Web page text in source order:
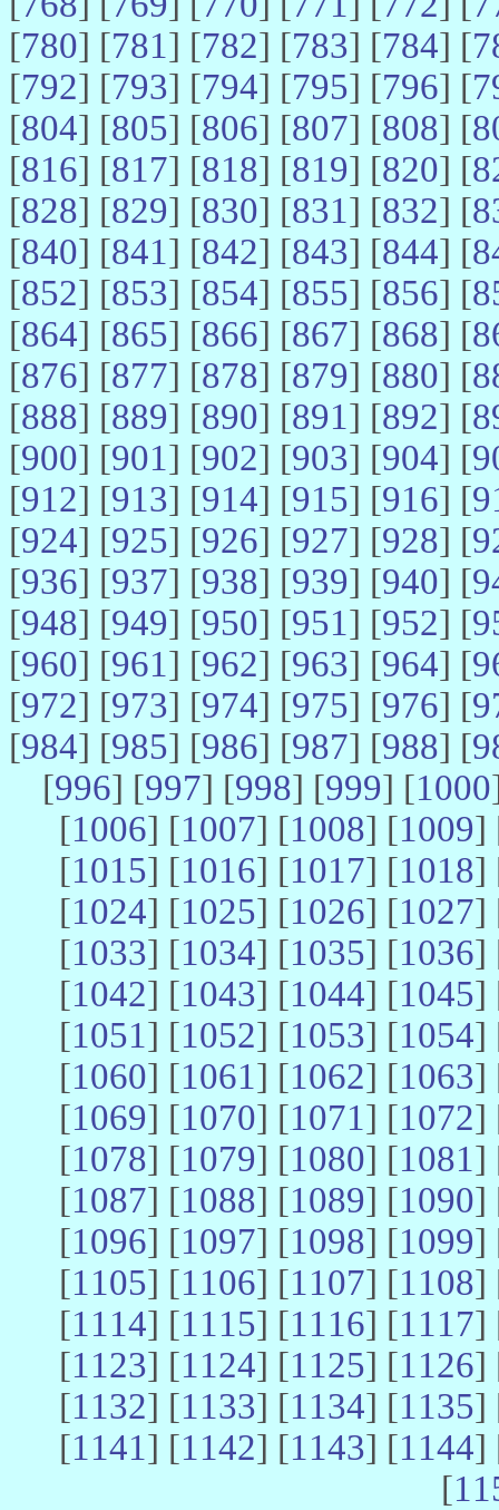
[780] [781] [782] [783] [784] [
[792] [793] [794] [795] [796] [
[804] [805] [806] [807] [808] [
[816] [817] [818] [819] [820] [
[828] [829] [830] [831] [832] [
[840] [841] [842] [843] [844] [
[852] [853] [854] [855] [856] [
[864] [865] [866] [867] [868] [
[876] [877] [878] [879] [880] [
[888] [889] [890] [891] [892] [
[900] [901] [902] [903] [904] [
[912] [913] [914] [915] [916] [
[924] [925] [926] [927] [928] [
[936] [937] [938] [939] [940] [
[948] [949] [950] [951] [952] [
[960] [961] [962] [963] [964] [
[972] [973] [974] [975] [976] [
[984] [985] [986] [987] [988] [
[996] [997] [998] [999] [1000
[1006] [1007] [1008] [1009]
[1015] [1016] [1017] [1018]
[1024] [1025] [1026] [1027]
[1033] [1034] [1035] [1036]
[1042] [1043] [1044] [1045]
[1051] [1052] [1053] [1054]
[1060] [1061] [1062] [1063]
[1069] [1070] [1071] [1072]
[1078] [1079] [1080] [1081]
[1087] [1088] [1089] [1090]
[1096] [1097] [1098] [1099]
[1105] [1106] [1107] [1108]
[1114] [1115] [1116] [1117]
[1123] [1124] [1125] [1126]
[1132] [1133] [1134] [1135]
[1141] [1142] [1143] [1144]
[